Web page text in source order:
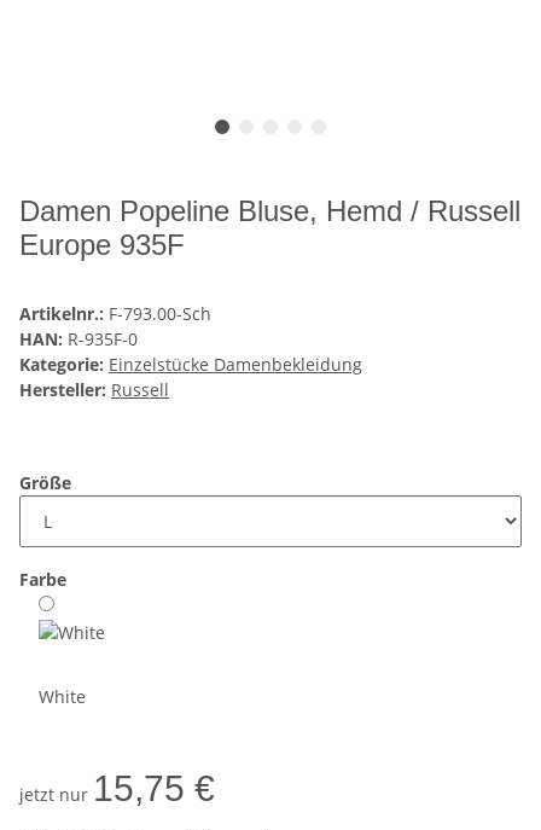
Damen Popeline Bluse, Hemd / Russell
Europe 935F
Artikelnr.: F-793.00-Sch
HAN: R-935F-0
Kategorie: Einzelstücke Damenbekleidung
Hersteller: Russell
Größe
Farbe
White
jetzt nur 15,75 €